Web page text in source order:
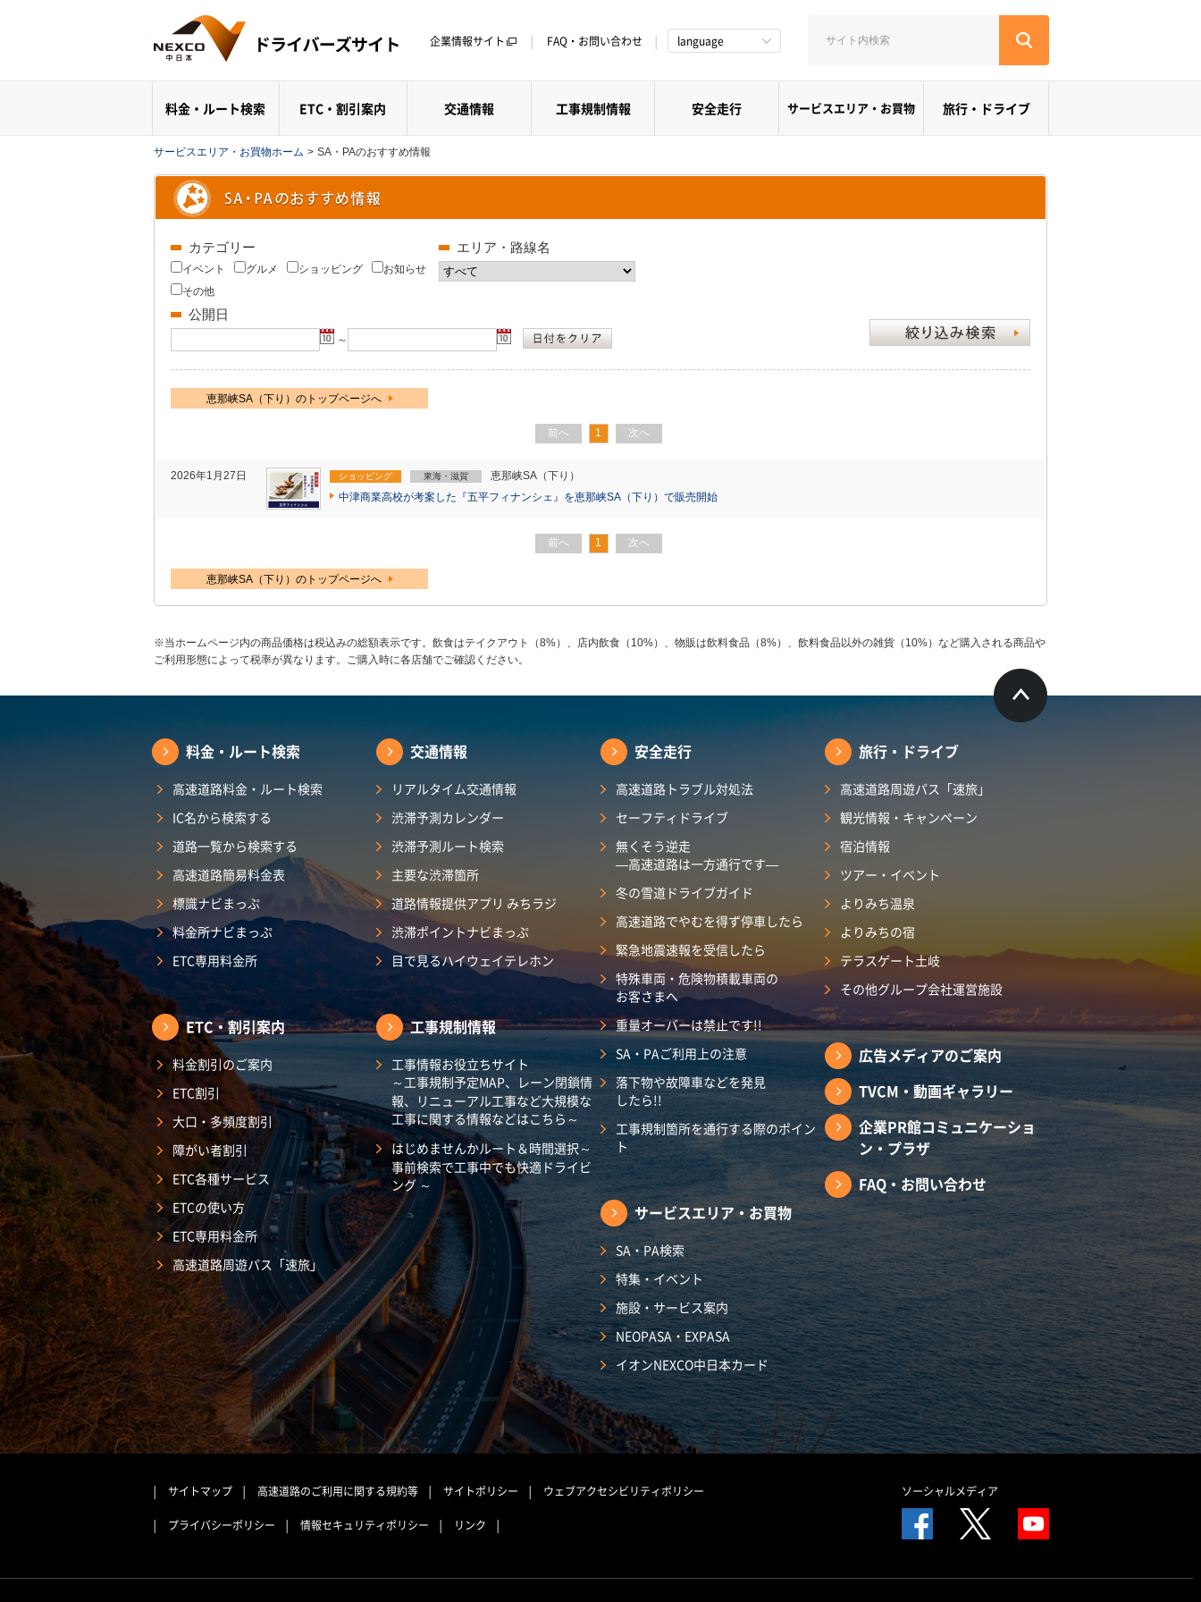
企業情報サイト FAQ・お問い合わせ language
料金・ルート検索 ETC・割引案内 交通情報 工事規制情報 安全走行 サービスエリア・お買物 旅行・ドライブ
サービスエリア・お買物ホーム > SA・PAのおすすめ情報
カテゴリー
イベント グルメ ショッピング
お知らせ
その他
エリア・路線名
公開日
～
恵那峡SA（下り）のトップページへ
前へ 1 次へ
2026年1月27日 ショッピング 東海・滋賀
恵那峡SA（下り）
中津商業高校が考案した『五平フィナンシェ』を恵那峡SA（下り）で販売開始
前へ 1 次へ
恵那峡SA（下り）のトップページへ
※当ホームページ内の商品価格は税込みの総額表示です。飲食はテイクアウト（8%）、店内飲食（10%）、物販は飲料食品（8%）、飲料食品以外の雑貨（10%）など購入される商品や
ご利用形態によって税率が異なります。ご購入時に各店舗でご確認ください。
料金・ルート検索
高速道路料金・ルート検索
IC名から検索する
道路一覧から検索する
高速道路簡易料金表
標識ナビまっぷ
料金所ナビまっぷ
ETC専用料金所
ETC・割引案内
料金割引のご案内
ETC割引
大口・多頻度割引
障がい者割引
ETC各種サービス
ETCの使い方
ETC専用料金所
高速道路周遊パス「速旅」
交通情報
リアルタイム交通情報
渋滞予測カレンダー
渋滞予測ルート検索
主要な渋滞箇所
道路情報提供アプリ みちラジ
渋滞ポイントナビまっぷ
目で見るハイウェイテレホン
工事規制情報
工事情報お役立ちサイト
～工事規制予定MAP、レーン閉鎖情
報、リニューアル工事など大規模な
工事に関する情報などはこちら～
はじめませんかルート＆時間選択～
事前検索で工事中でも快適ドライビ
ング ～
安全走行
高速道路トラブル対処法
セーフティドライブ
無くそう逆走
―高速道路は一方通行です―
冬の雪道ドライブガイド
高速道路でやむを得ず停車したら
緊急地震速報を受信したら
特殊車両・危険物積載車両の
お客さまへ
重量オーバーは禁止です!!
SA・PAご利用上の注意
落下物や故障車などを発見
したら!!
工事規制箇所を通行する際のポイン
ト
サービスエリア・お買物
SA・PA検索
特集・イベント
施設・サービス案内
NEOPASA・EXPASA
イオンNEXCO中日本カード
旅行・ドライブ
高速道路周遊パス「速旅」
観光情報・キャンペーン
宿泊情報
ツアー・イベント
よりみち温泉
よりみちの宿
テラスゲート土岐
その他グループ会社運営施設
広告メディアのご案内
TVCM・動画ギャラリー
企業PR館コミュニケーショ
ン・プラザ
FAQ・お問い合わせ
サイトマップ 高速道路のご利用に関する規約等 サイトポリシー ウェブアクセシビリティポリシー
プライバシーポリシー 情報セキュリティポリシー リンク
ソーシャルメディア